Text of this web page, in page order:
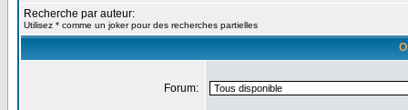
Recherche par auteur:
Utilisez * comme un joker pour des recherches partielles
Forum: